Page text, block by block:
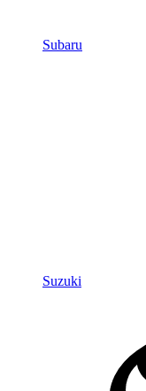
Subaru
Suzuki